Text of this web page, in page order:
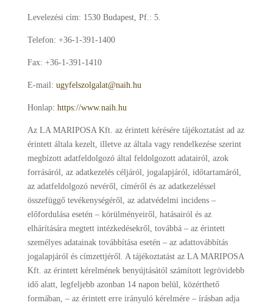
Levelezési cím: 1530 Budapest, Pf.: 5.
Telefon: +36-1-391-1400
Fax: +36-1-391-1410
E-mail: ugyfelszolgalat@naih.hu
Honlap: https://www.naih.hu
Az LA MARIPOSA Kft. az érintett kérésére tájékoztatást ad az
érintett általa kezelt, illetve az általa vagy rendelkezése szerint
megbízott adatfeldolgozó által feldolgozott adatairól, azok
forrásáról, az adatkezelés céljáról, jogalapjáról, időtartamáról,
az adatfeldolgozó nevéről, címéről és az adatkezeléssel
összefüggő tevékenységéről, az adatvédelmi incidens –
előfordulása esetén – körülményeiről, hatásairól és az
elhárítására megtett intézkedésekről, továbbá – az érintett
személyes adatainak továbbítása esetén – az adattovábbítás
jogalapjáról és címzettjéről. A tájékoztatást az LA MARIPOSA
Kft. az érintett kérelmének benyújtásától számított legrövidebb
idő alatt, legfeljebb azonban 14 napon belül, közérthető
formában, – az érintett erre irányuló kérelmére – írásban adja